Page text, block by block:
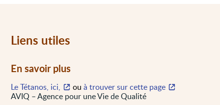
Liens utiles
En savoir plus
Le Tétanos, ici, ouà trouver sur cette page
AVIQ – Agence pour une Vie de Qualité